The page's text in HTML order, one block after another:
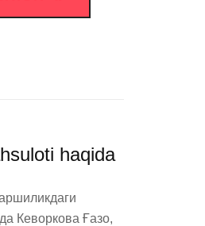
haqida
Кеворкова Ғазо,